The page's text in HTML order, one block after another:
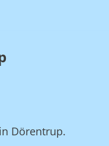
Dörentrup.